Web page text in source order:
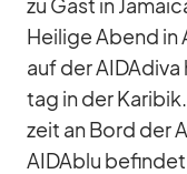
zu Gast in
Hei­lige Abend in
auf der
tag in der
zeit an Bord der
AI­D­A­blu